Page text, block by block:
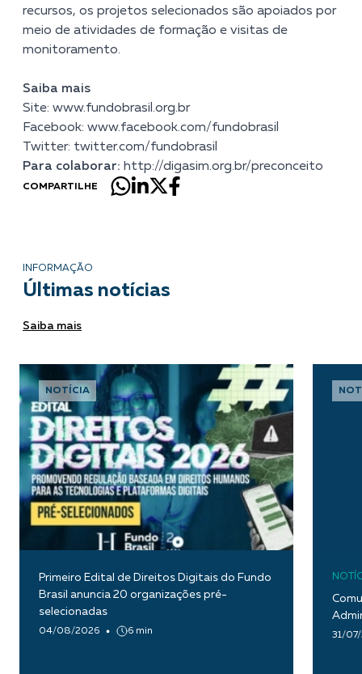
recursos, os projetos selecionados são apoiados por
meio de atividades de formação e visitas de
monitoramento.
Saiba mais
Site: www.fundobrasil.org.br
Facebook: www.facebook.com/fundobrasil
Twitter: twitter.com/fundobrasil
Para colaborar: http://digasim.org.br/preconceito
COMPARTILHE
INFORMAÇÃO
Últimas notícias
Saiba mais
NOTÍCIA
Primeiro Edital de Direitos Digitais do Fundo
Brasil anuncia 20 organizações pré-
selecionadas
04/08/2026 6 min 31/